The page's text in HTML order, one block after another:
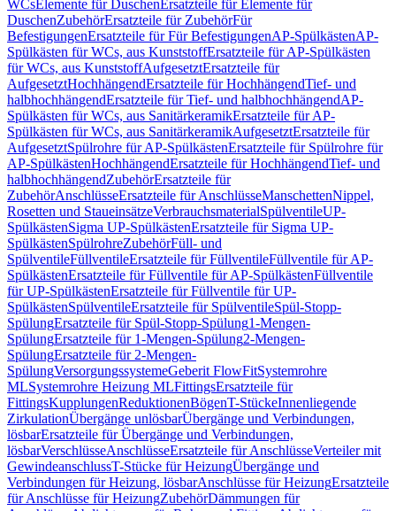
WCsElemente für DuschenErsatzteile für Elemente für
DuschenZubehörErsatzteile für ZubehörFür
BefestigungenErsatzteile für Für BefestigungenAP-SpülkästenAP-
Spülkästen für WCs, aus KunststoffErsatzteile für AP-Spülkästen
für WCs, aus KunststoffAufgesetztErsatzteile für
AufgesetztHochhängendErsatzteile für HochhängendTief- und
halbhochhängendErsatzteile für Tief- und halbhochhängendAP-
Spülkästen für WCs, aus SanitärkeramikErsatzteile für AP-
Spülkästen für WCs, aus SanitärkeramikAufgesetztErsatzteile für
AufgesetztSpülrohre für AP-SpülkästenErsatzteile für Spülrohre für
AP-SpülkästenHochhängendErsatzteile für HochhängendTief- und
halbhochhängendZubehörErsatzteile für
ZubehörAnschlüsseErsatzteile für AnschlüsseManschettenNippel,
Rosetten und StaueinsätzeVerbrauchsmaterialSpülventileUP-
SpülkästenSigma UP-SpülkästenErsatzteile für Sigma UP-
SpülkästenSpülrohreZubehörFüll- und
SpülventileFüllventileErsatzteile für FüllventileFüllventile für AP-
SpülkästenErsatzteile für Füllventile für AP-SpülkästenFüllventile
für UP-SpülkästenErsatzteile für Füllventile für UP-
SpülkästenSpülventileErsatzteile für SpülventileSpül-Stopp-
SpülungErsatzteile für Spül-Stopp-Spülung1-Mengen-
SpülungErsatzteile für 1-Mengen-Spülung2-Mengen-
SpülungErsatzteile für 2-Mengen-
SpülungVersorgungssystemeGeberit FlowFitSystemrohre
MLSystemrohre Heizung MLFittingsErsatzteile für
FittingsKupplungenReduktionenBögenT-StückeInnenliegende
ZirkulationÜbergänge unlösbarÜbergänge und Verbindungen,
lösbarErsatzteile für Übergänge und Verbindungen,
lösbarVerschlüsseAnschlüsseErsatzteile für AnschlüsseVerteiler mit
GewindeanschlussT-Stücke für HeizungÜbergänge und
Verbindungen für Heizung, lösbarAnschlüsse für HeizungErsatzteile
für Anschlüsse für HeizungZubehörDämmungen für